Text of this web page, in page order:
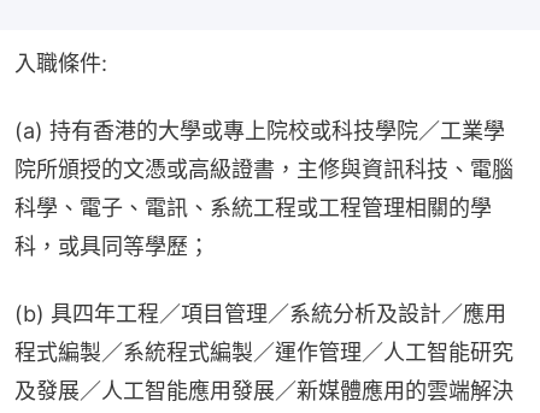
入職條件:
(a) 持有香港的大學或專上院校或科技學院／工業學
院所頒授的文憑或高級證書，主修與資訊科技、電腦
科學、電子、電訊、系統工程或工程管理相關的學
科，或具同等學歷；
(b) 具四年工程／項目管理／系統分析及設計／應用
程式編製／系統程式編製／運作管理／人工智能研究
及發展／人工智能應用發展／新媒體應用的雲端解決